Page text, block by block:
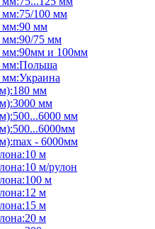
мм:75/100 мм
мм:90 мм
мм:90/75 мм
мм:90мм и 100мм
мм:Польша
мм:Украина
мм
мм
мм
- 6000мм
м
м/рулон
м
м
м
м